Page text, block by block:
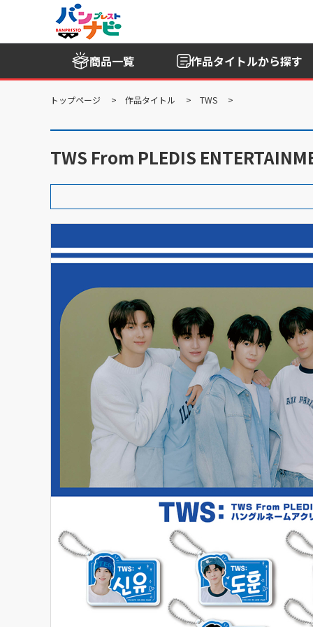
商品一覧 作品タイトルから探す
トップページ 作品タイトル TWS
TWS From PLEDIS